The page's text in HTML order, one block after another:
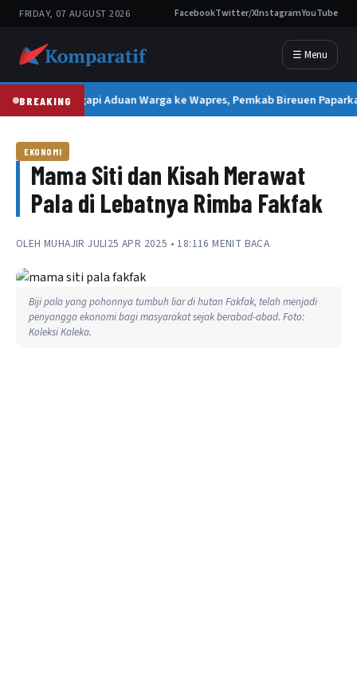
FRIDAY, 07 AUGUST 2026 FacebookTwitter/XInstagramYouTube
☰ Menu
BREAKINGTanggapi Aduan Warga ke Wapres, Pemkab Bireuen
EKONOMI
Mama Siti dan Kisah Merawat
Pala di Lebatnya Rimba Fakfak
OLEH MUHAJIR JULI25 APR 2025 • 18:116 MENIT BACA
Biji pala yang pohonnya tumbuh liar di hutan Fakfak, telah menjadi
penyangga ekonomi bagi masyarakat sejak berabad-abad. Foto:
Koleksi Kaleka.